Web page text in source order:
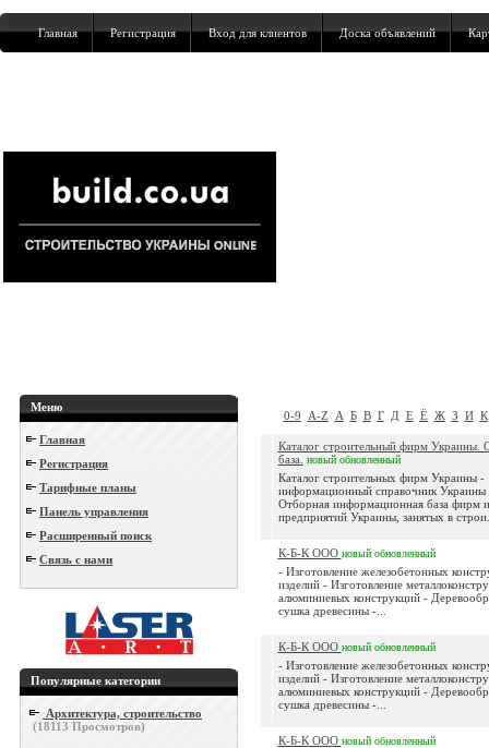
Главная Регистрация Вход для клиентов Доска объявлений
Меню
Главная
Регистрация
Тарифные планы
Панель управления
Расширенный поиск
Связь с нами
Популярные категории
Архитектура, строительство
(18113 Просмотров)
0-9 A-Z А Б В Г Д Е Ё Ж З И К
Каталог строительный фирм Украины.
база.
новый обновленный
Каталог строительных фирм Украины -
информационный справочник Украины
Отборная информационная база фирм и
предприятий Украины, занятых в
К-Б-К ООО новый обновленный
- Изготовление железобетонных
изделий - Изготовление
алюминиевых конструкций -
сушка древесины -...
К-Б-К ООО новый обновленный
- Изготовление железобетонных
изделий - Изготовление
алюминиевых конструкций -
сушка древесины -...
К-Б-К ООО новый обновленный